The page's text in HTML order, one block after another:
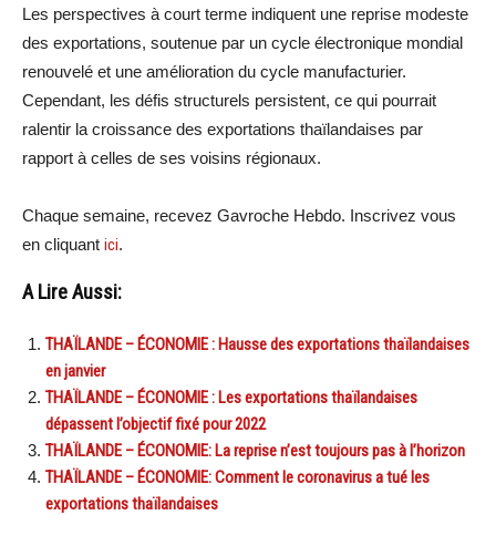
Les perspectives à court terme indiquent une reprise modeste
des exportations, soutenue par un cycle électronique mondial
renouvelé et une amélioration du cycle manufacturier.
Cependant, les défis structurels persistent, ce qui pourrait
ralentir la croissance des exportations thaïlandaises par
rapport à celles de ses voisins régionaux.
Chaque semaine, recevez Gavroche Hebdo. Inscrivez vous
en cliquant ici.
A Lire Aussi:
THAÏLANDE – ÉCONOMIE : Hausse des exportations thaïlandaises
en janvier
THAÏLANDE – ÉCONOMIE : Les exportations thaïlandaises
dépassent l’objectif fixé pour 2022
THAÏLANDE – ÉCONOMIE: La reprise n’est toujours pas à l’horizon
THAÏLANDE – ÉCONOMIE: Comment le coronavirus a tué les
exportations thaïlandaises